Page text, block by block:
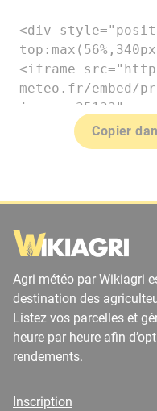
Copier
Agri météo par Wikiagri
destination des
Listez vos parcelles et
heure par heure afin
rendements.
Inscription